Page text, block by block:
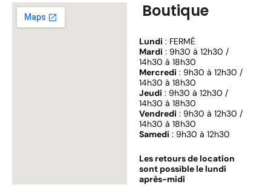
Boutique
Lundi : FERMÉ
Mardi : 9h30 à 12h30 /
14h30 à 18h30
Mercredi : 9h30 à 12h30 /
14h30 à 18h30
Jeudi : 9h30 à 12h30 /
14h30 à 18h30
Vendredi : 9h30 à 12h30 /
14h30 à 18h30
Samedi : 9h30 à 12h30
Les retours de location
sont possible le lundi
après-midi